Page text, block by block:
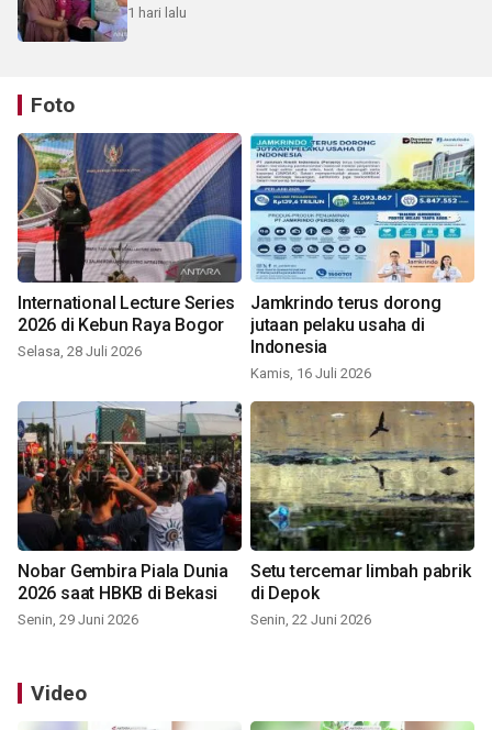
1 hari lalu
Foto
International Lecture Series
2026 di Kebun Raya Bogor
Selasa, 28 Juli 2026
Jamkrindo terus dorong
jutaan pelaku usaha di
Indonesia
Kamis, 16 Juli 2026
Nobar Gembira Piala Dunia
2026 saat HBKB di Bekasi
Senin, 29 Juni 2026
Setu tercemar limbah pabrik
di Depok
Senin, 22 Juni 2026
Video